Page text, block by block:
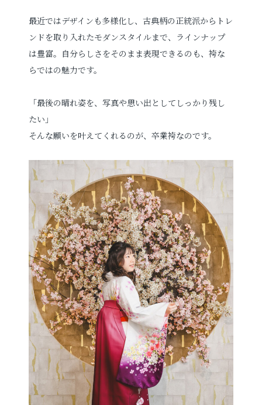
最近ではデザインも多様化し、古典柄の正統派からトレ
ンドを取り入れたモダンスタイルまで、ラインナップ
は豊富。自分らしさをそのまま表現できるのも、袴な
らではの魅力です。
「最後の晴れ姿を、写真や思い出としてしっかり残し
たい」
そんな願いを叶えてくれるのが、卒業袴なのです。